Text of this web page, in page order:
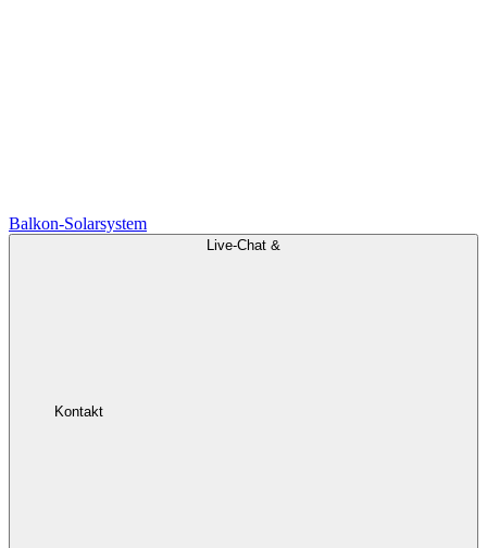
Balkon-Solarsystem
Live-Chat &
Kontakt